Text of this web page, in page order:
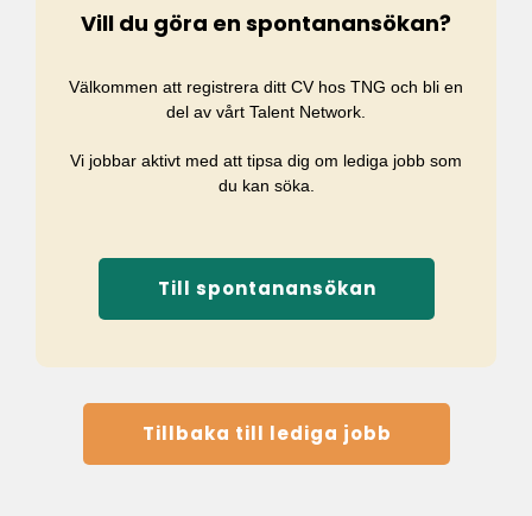
Vill du göra en spontanansökan?
Välkommen att registrera ditt CV hos TNG och bli en
del av vårt Talent Network.
Vi jobbar aktivt med att tipsa dig om lediga jobb som
du kan söka.
Till spontanansökan
Tillbaka till lediga jobb